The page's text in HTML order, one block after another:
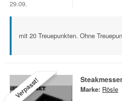
29.09.
mit 20 Treuepunkten. Ohne
Verpasst! Marke: Rösle